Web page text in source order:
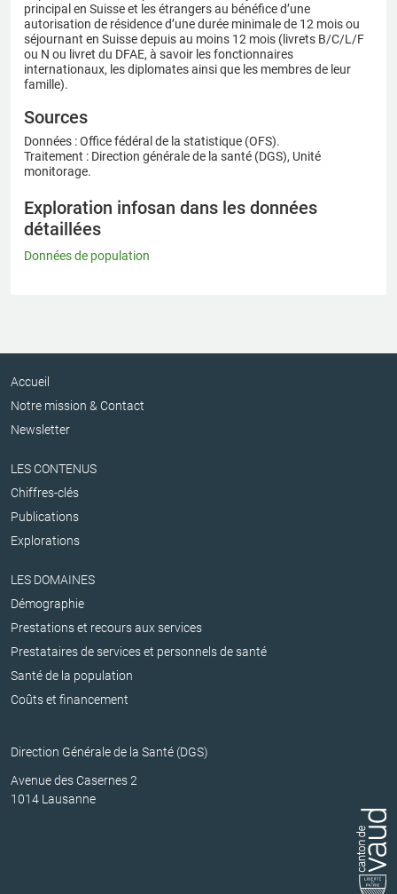
principal en Suisse et les étrangers au bénéfice d’une
autorisation de résidence d’une durée minimale de 12 mois ou
séjournant en Suisse depuis au moins 12 mois (livrets B/C/L/F
ou N ou livret du DFAE, à savoir les fonctionnaires
internationaux, les diplomates ainsi que les membres de leur
famille).
Sources
Données : Office fédéral de la statistique (OFS).
Traitement : Direction générale de la santé (DGS), Unité
monitorage.
Exploration infosan dans les données
détaillées
Données de population
Accueil
Notre mission & Contact
Newsletter
LES CONTENUS
Chiffres-clés
Publications
Explorations
LES DOMAINES
Démographie
Prestations et recours aux services
Prestataires de services et personnels de santé
Santé de la population
Coûts et financement
Direction Générale de la Santé (DGS)
Avenue des Casernes 2
1014 Lausanne